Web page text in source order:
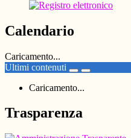
Calendario
Caricamento...
Ultimi contenuti
Caricamento...
Trasparenza